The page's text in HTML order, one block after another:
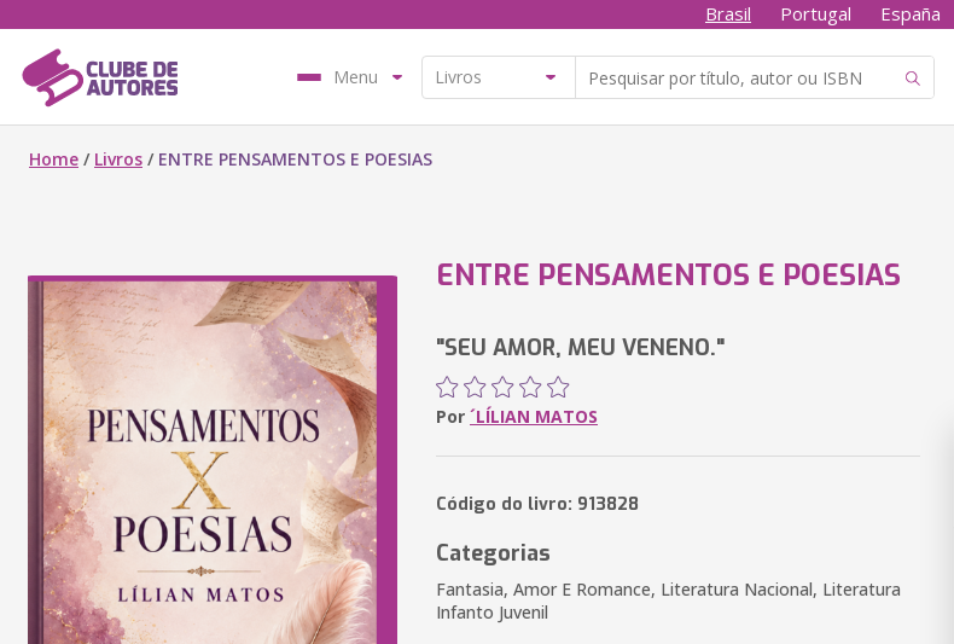
Brasil Portugal España
Menu
Home / Livros / ENTRE PENSAMENTOS E POESIAS
ENTRE PENSAMENTOS E POESIAS
"SEU AMOR, MEU VENENO."
Por ´LÍLIAN MATOS
Código do livro: 913828
Categorias
Fantasia, Amor E Romance, Literatura Nacional, Literatura
Infanto Juvenil